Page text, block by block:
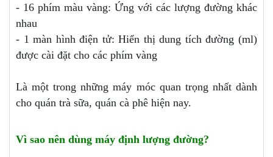
- 16 phím màu vàng: Ứng với các lượng đường khác
nhau
- 1 màn hình điện tử: Hiển thị dung tích đường (ml)
được cài đặt cho các phím vàng
Là một trong những máy móc quan trọng nhất dành
cho quán trà sữa, quán cà phê hiện nay.
Vì sao nên dùng máy định lượng đường?